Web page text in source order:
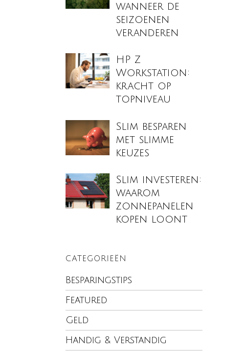
wanneer de
seizoenen
veranderen
HP Z
Workstation:
kracht op
topniveau
Slim besparen
met slimme
keuzes
Slim investeren:
waarom
zonnepanelen
kopen loont
CATEGORIEËN
Besparingstips
Featured
Geld
Handig & Verstandig